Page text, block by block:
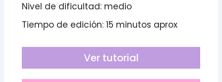
Nivel de dificultad: medio
Tiempo de edición: 15 minutos aprox
Ver tutorial